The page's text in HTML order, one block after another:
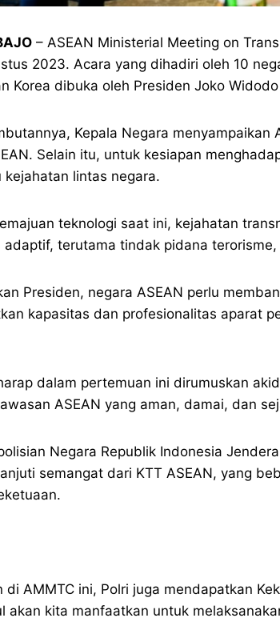
– ASEAN Ministerial Meeting on
2023. Acara yang dihadiri oleh 10
Korea dibuka oleh Presiden Joko
Kepala Negara
Selain itu, untuk kesiapan
kejahatan lintas negara.
teknologi saat ini, kejahatan
adaptif, terutama tindak pidana
Presiden, negara ASEAN perlu
kapasitas dan profesionalitas aparat
dalam pertemuan ini dirumuskan
ASEAN yang aman, damai, dan
Negara Republik Indonesia
semangat dari KTT ASEAN, yang
di AMMTC ini, Polri juga mendapatkan
akan kita manfaatkan untuk